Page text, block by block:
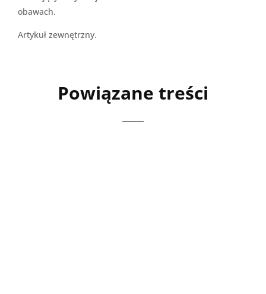
obawach.
Artykuł zewnętrzny.
Powiązane treści